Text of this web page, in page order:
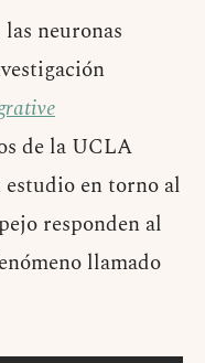
neuronas
de la UCLA
en torno al
responden al
llamado